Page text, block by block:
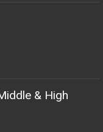
& High